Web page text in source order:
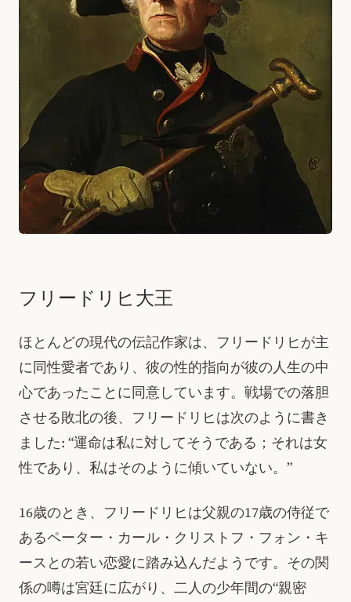
フリードリヒ大王
ほとんどの現代の伝記作家は、フリードリヒが主
に同性愛者であり、彼の性的指向が彼の人生の中
心であったことに同意しています。戦場での落胆
させる敗北の後、フリードリヒは次のように書き
ました: “運命は私に対してそうである；それは女
性であり、私はそのように傾いていない。”
16歳のとき、フリードリヒは父親の17歳の侍従で
あるペーター・カール・クリストフ・フォン・キ
ースとの若い恋愛に踏み込んだようです。その関
係の噂は宮廷に広がり、二人の少年間の“親密